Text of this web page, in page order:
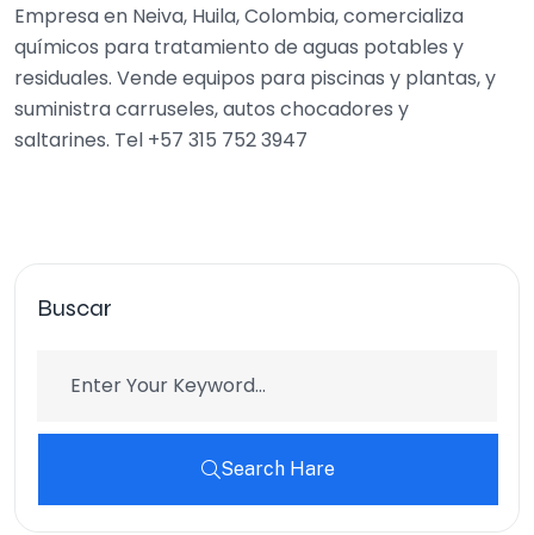
Empresa en Neiva, Huila, Colombia, comercializa
químicos para tratamiento de aguas potables y
residuales. Vende equipos para piscinas y plantas, y
suministra carruseles, autos chocadores y
saltarines. Tel +57 315 752 3947
Buscar
Search Hare